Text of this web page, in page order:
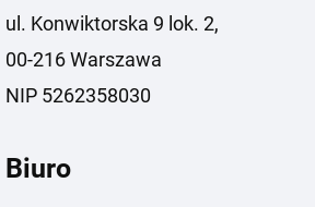
ul. Konwiktorska 9 lok. 2,
00-216 Warszawa
NIP 5262358030
Biuro